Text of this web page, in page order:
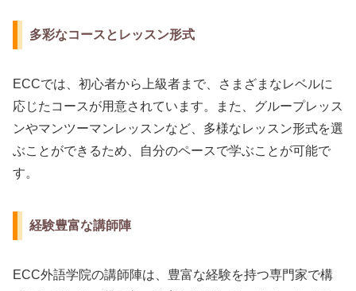
多彩なコースとレッスン形式
ECCでは、初心者から上級者まで、さまざまなレベルに
応じたコースが用意されています。また、グループレッス
ンやマンツーマンレッスンなど、多様なレッスン形式を選
ぶことができるため、自分のペースで学ぶことが可能で
す。
経験豊富な講師陣
ECC外語学院の講師陣は、豊富な経験を持つ専門家で構